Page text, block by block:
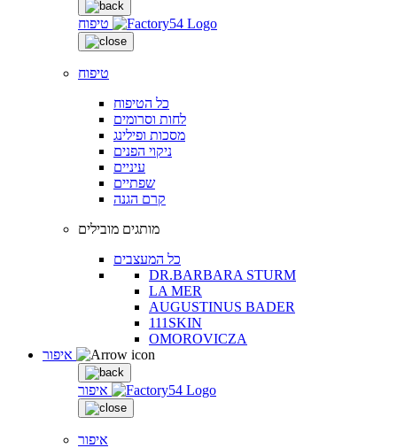
טיפוח
טיפוח
כל הטיפוח
לחות וסרומים
מסכות ופילינג
ניקוי הפנים
עיניים
שפתיים
קרם הגנה
מותגים מובילים
כל המעצבים
DR.BARBARA STURM
LA MER
AUGUSTINUS BADER
111SKIN
OMOROVICZA
איפור
איפור